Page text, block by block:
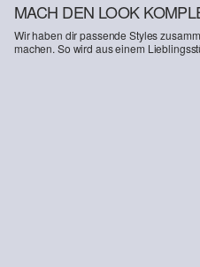
MACH DEN LOOK
Wir haben dir passende Styles
machen. So wird aus einem